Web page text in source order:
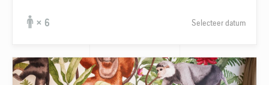
× 6 Selecteer datum